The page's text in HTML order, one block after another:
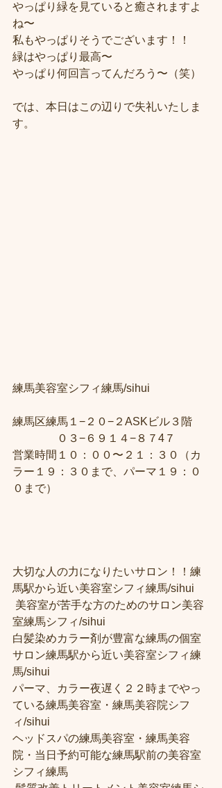
やっぱり緑を見ていると癒されますよ
ね〜
私もやっぱりそうでございます！！
緑はやっぱり最高〜
やっぱり何回言ってんだろう〜（笑）
では、本日はこの辺りで失礼いたしま
す。
練馬美容室シフィ練馬/sihui
練馬区練馬１−２０−２ASKビル３階
０３−６９１４−８７4７
営業時間１０：００〜２１：３０（カ
ラー１９：３０まで、パーマ１９：０
０まで）
大切な人の力になりたいサロン！！練
馬駅から近い美容室シフィ練馬/sihui
室練馬シフィ/sihui
白髪染めカラー剤が豊富な練馬の個室
サロン練馬駅から近い美容室シフィ練
馬/sihui
パーマ、カラー夜遅く２２時までやっ
ている練馬美容室・練馬美容院シフ
ィ/sihui
ヘッドスパの練馬美容室・練馬美容
院・当日予約可能な練馬駅前の美容室
シフィ練馬